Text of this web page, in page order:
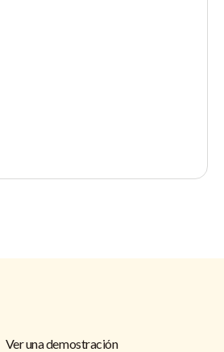
Ver una demostración